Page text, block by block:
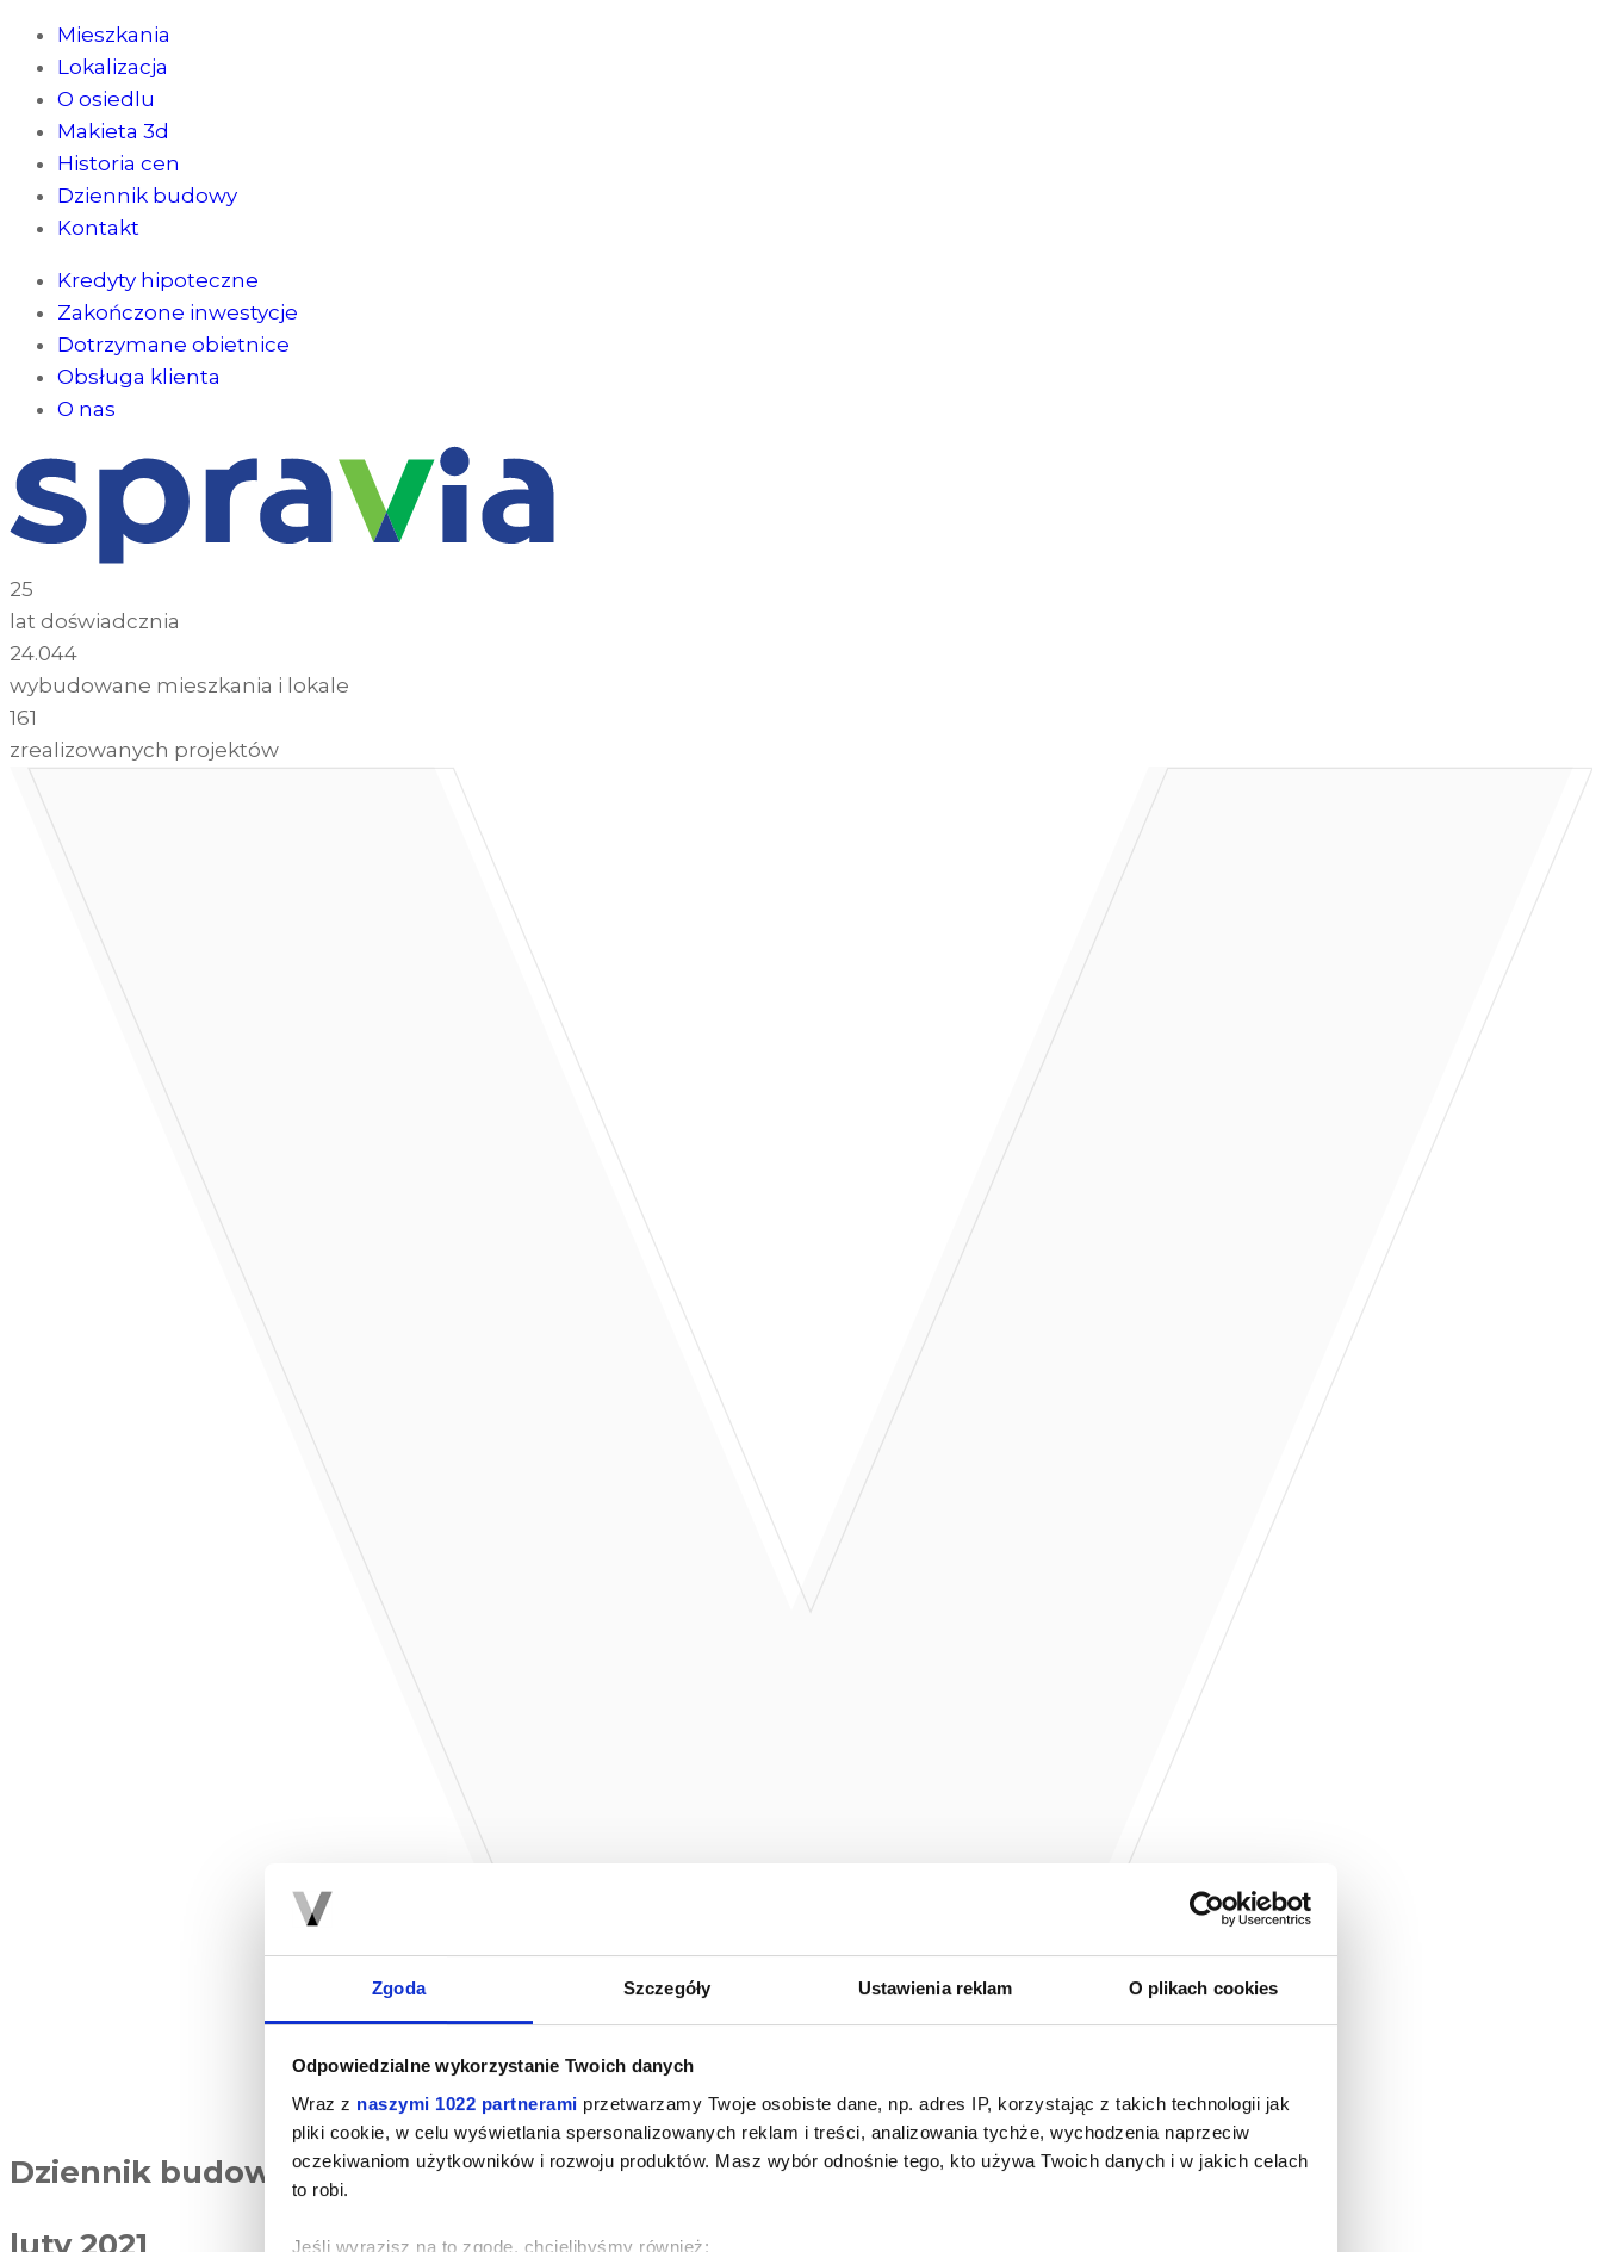
Zgoda Szczegóły Ustawienia reklam O plikach cookies
Odpowiedzialne wykorzystanie Twoich danych
Wraz z naszymi 1022 partnerami przetwarzamy Twoje osobiste dane, np. adres IP, korzystając z takich technologii jak
pliki cookie, w celu wyświetlania spersonalizowanych reklam i treści, analizowania tychże, wychodzenia naprzeciw
oczekiwaniom użytkowników i rozwoju produktów. Masz wybór odnośnie tego, kto używa Twoich danych i w jakich celach
to robi.
Jeśli wyrazisz na to zgodę, chcielibyśmy również:
Mieszkania
Lokalizacja
O osiedlu
Makieta 3d
Historia cen
Dziennik budowy
Kontakt
Kredyty hipoteczne
Zakończone inwestycje
Dotrzymane obietnice
Obsługa klienta
O nas
25
lat doświadcznia
24.044
wybudowane mieszkania i lokale
161
zrealizowanych projektów
Dziennik budowy
luty 2021